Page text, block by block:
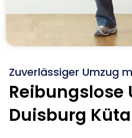
Zuverlässiger Umzug
Reibungslose
Duisburg